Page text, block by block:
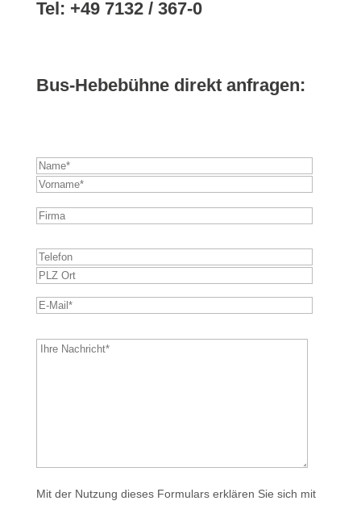
Tel: +49 7132 / 367-0
Bus-Hebebühne direkt anfragen:
Bitte
dieses
Feld
lasse
Mit der Nutzung dieses Formulars erklären Sie sich mit